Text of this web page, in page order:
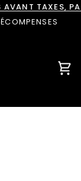
TAXES,